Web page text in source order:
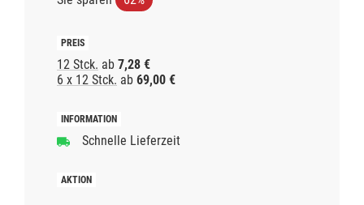
12 Stck. ab 7,28 €
6 x 12 Stck. ab 69,00 €
Schnelle Lieferzeit